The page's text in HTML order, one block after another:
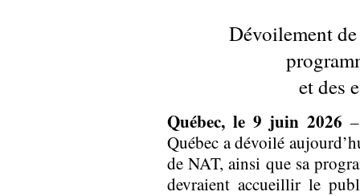
Dévoilement
et des
Québec, le 9 juin 2026
Québec a dévoilé
de NAT, ainsi que sa
devraient accueillir le